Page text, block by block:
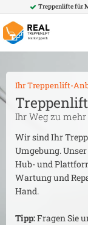
Treppenlifte für
Ihr Treppenlift-
Treppenlift
Ihr Weg zu
Wir sind Ihr
Umgebung.
Hub- und
Wartung und
Hand.
Tipp:Fragen Sie